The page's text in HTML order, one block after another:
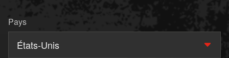
Pays
États-Unis